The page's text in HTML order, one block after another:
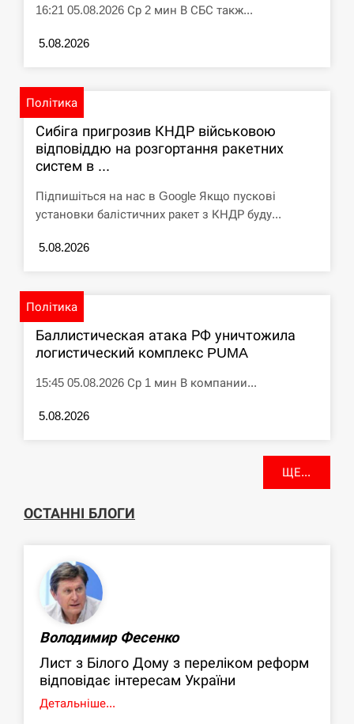
16:21 05.08.2026 Ср 2 мин В СБС такж...
5.08.2026
Політика
Сибіга пригрозив КНДР військовою
відповіддю на розгортання ракетних
систем в ...
Підпишіться на нас в Google Якщо пускові
установки балістичних ракет з КНДР буду...
5.08.2026
Політика
Баллистическая атака РФ уничтожила
логистический комплекс PUMA
15:45 05.08.2026 Ср 1 мин В компании...
5.08.2026
ЩЕ...
ОСТАННІ БЛОГИ
Володимир Фесенко
Лист з Білого Дому з переліком реформ
відповідає інтересам України
Детальніше...